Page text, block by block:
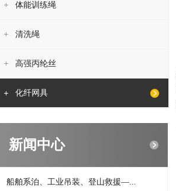
体能训练绳
清洗绳
高强丙纶丝
化纤网具
新闻中心
船舶系泊、工业吊装、登山救援—...